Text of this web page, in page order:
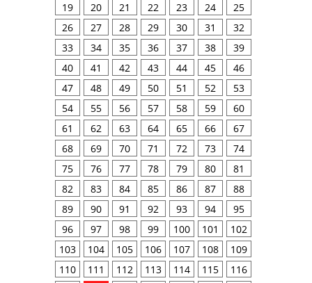
19
20 21 22 23 24
25
26
27 28 29 30 31
32
33
34 35 36 37 38
39
40
41 42 43 44 45
46
47
48 49 50 51 52
53
54
55 56 57 58 59
60
61
62 63 64 65 66
67
68
69 70 71 72 73
74
75
76 77 78 79 80
81
82
83 84 85 86 87
88
89
90 91 92 93 94
95
96
97 98 99 100 101
102
103
104 105 106 107 108
109
110
111 112 113 114 115
116